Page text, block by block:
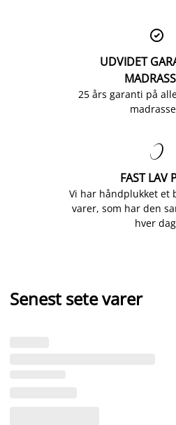

UDVIDET
25 års garanti på

FAST LAV
Vi har håndplukket et
varer, som har den
hver
Senest sete varer